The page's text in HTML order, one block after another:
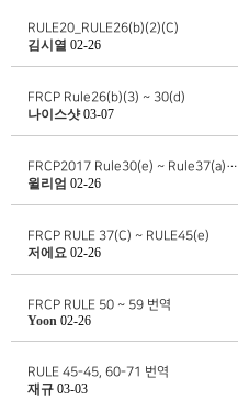
RULE20_RULE26(b)(2)(C)
김시열 02-26
FRCP Rule26(b)(3) ~ 30(d)
나이스샷 03-07
FRCP2017 Rule30(e) ~ Rule37(a)…
윌리엄 02-26
FRCP RULE 37(C) ~ RULE45(e)
저에요 02-26
FRCP RULE 50 ~ 59 번역
Yoon 02-26
RULE 45-45, 60-71 번역
재규 03-03